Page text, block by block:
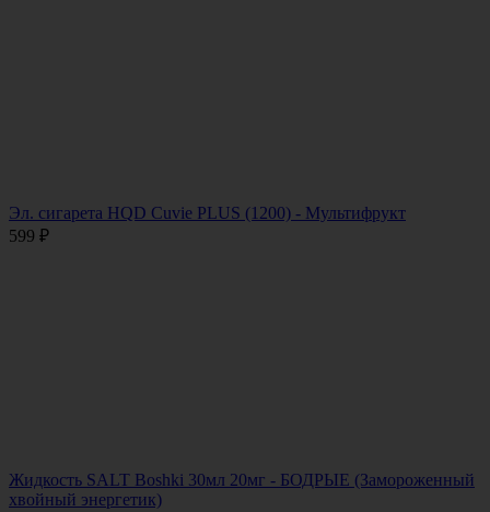
Эл. сигарета HQD Cuvie PLUS (1200) - Мультифрукт
599 ₽
Жидкость SALT Boshki 30мл 20мг - БОДРЫЕ (Замороженный
хвойный энергетик)